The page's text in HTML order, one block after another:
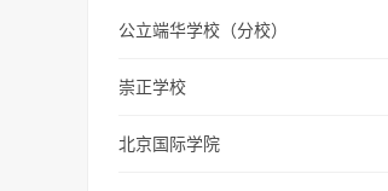
公立端华学校（分校）
崇正学校
北京国际学院